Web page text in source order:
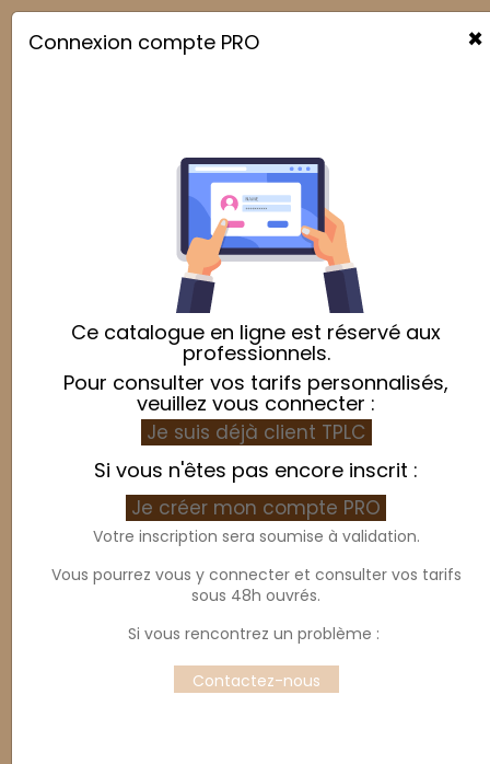
 ×
Connexion compte PRO
Ce catalogue en ligne est réservé aux
professionnels.
Pour consulter vos tarifs personnalisés,
veuillez vous connecter :
Je suis déjà client TPLC
Si vous n'êtes pas encore inscrit :
Je créer mon compte PRO
Votre inscription sera soumise à validation.
Vous pourrez vous y connecter et consulter vos tarifs
sous 48h ouvrés.
Si vous rencontrez un problème :
Contactez-nous